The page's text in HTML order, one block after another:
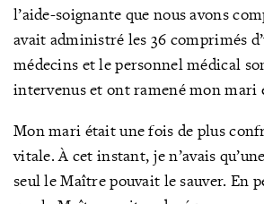
l’aide-soignante que nous avons
avait administré les 36 comprimés
médecins et le personnel médical
intervenus et ont ramené mon mari
Mon mari était une fois de plus
vitale. À cet instant, je n’avais
seul le Maître pouvait le sauver. En